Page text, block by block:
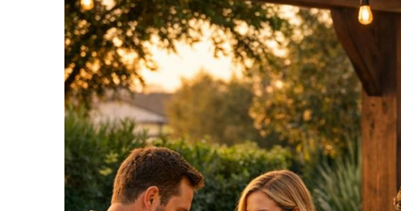
eine
Outdoorküche
von
UNIKAAD
Ihre
Sommerabende
trägt,
verzaubert